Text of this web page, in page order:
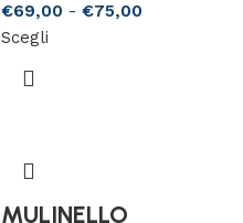
€69,00 - €75,00
Scegli
MULINELLO